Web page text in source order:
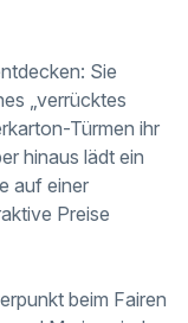
Sie
„verrücktes
Türmen ihr
hinaus lädt ein
auf einer
Preise
beim Fairen